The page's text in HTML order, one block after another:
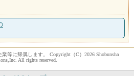
等に帰属します。 Copyright（C）2026 Shobunsha
All rights reserved.